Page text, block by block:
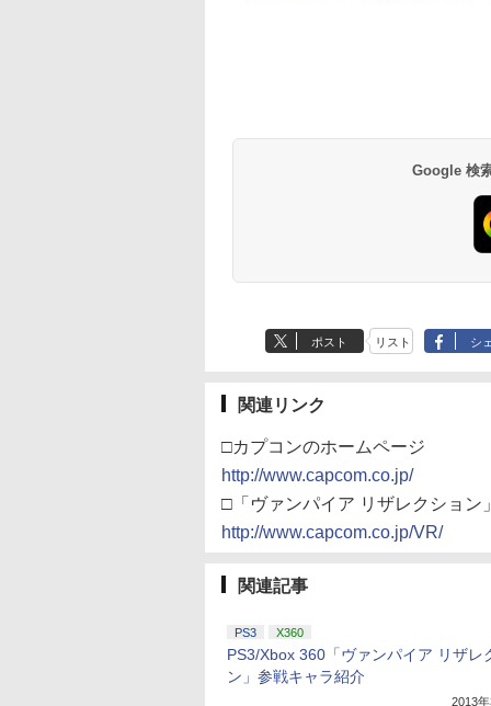
Google 検
ポスト リスト シ
関連リンク
□カプコンのホームページ
http://www.capcom.co.jp/
□「ヴァンパイア リザレクション
http://www.capcom.co.jp/VR/
関連記事
PS3 X360
PS3/Xbox 360「ヴァンパイア リザレ
ン」参戦キャラ紹介
2013